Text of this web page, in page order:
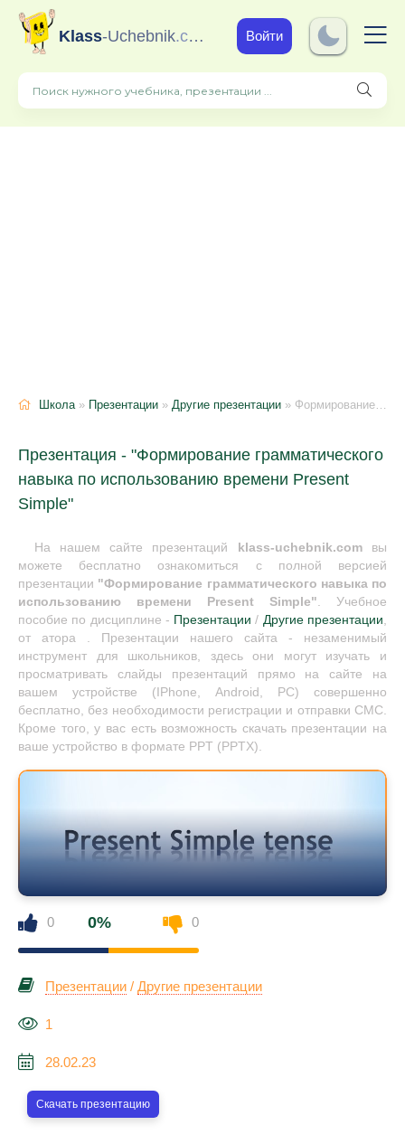
Klass-Uchebnik.com Войти
Школа» Презентации » Другие презентации » Формирование грамматического навыка по использованию времени Present Simple
Презентация - "Формирование грамматического
навыка по использованию времени Present
Simple"
На нашем сайте презентаций klass-uchebnik.comвы
можете бесплатно ознакомиться с полной версией
презентации "Формирование грамматического навыка по
использованию времени Present Simple". Учебное
пособие по дисциплине - Презентации / Другие презентации,
от атора . Презентации нашего сайта - незаменимый
инструмент для школьников, здесь они могут изучать и
просматривать слайды презентаций прямо на сайте на
вашем устройстве (IPhone, Android, PC) совершенно
бесплатно, без необходимости регистрации и отправки СМС.
Кроме того, у вас есть возможность скачать презентации на
ваше устройство в формате PPT (PPTX).
0 0% 0
Презентации / Другие презентации
1
28.02.23
Скачать презентацию